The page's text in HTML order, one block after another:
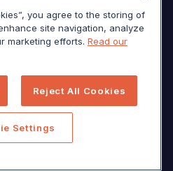
Sojern
mit uns
Presse
you agree to the storing of
site navigation, analyze
marketing efforts. Read our
Reject All Cookies
Settings